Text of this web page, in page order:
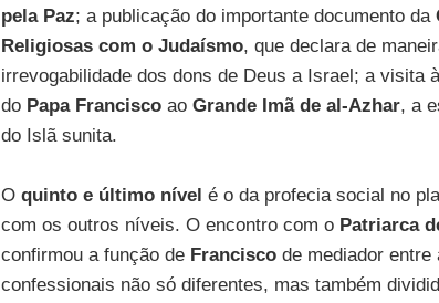
pela Paz; a publicação do importante documento da
Religiosas com o Judaísmo, que declara de
irrevogabilidade dos dons de Deus a Israel; a visita
do Papa Franciscoao Grande Imã de al-Azhar, a
do Islã sunita.
O quinto e último nível é o da profecia social no
com os outros níveis. O encontro com o Patriarca
confirmou a função de Franciscode mediador entre
confessionais não só diferentes, mas também